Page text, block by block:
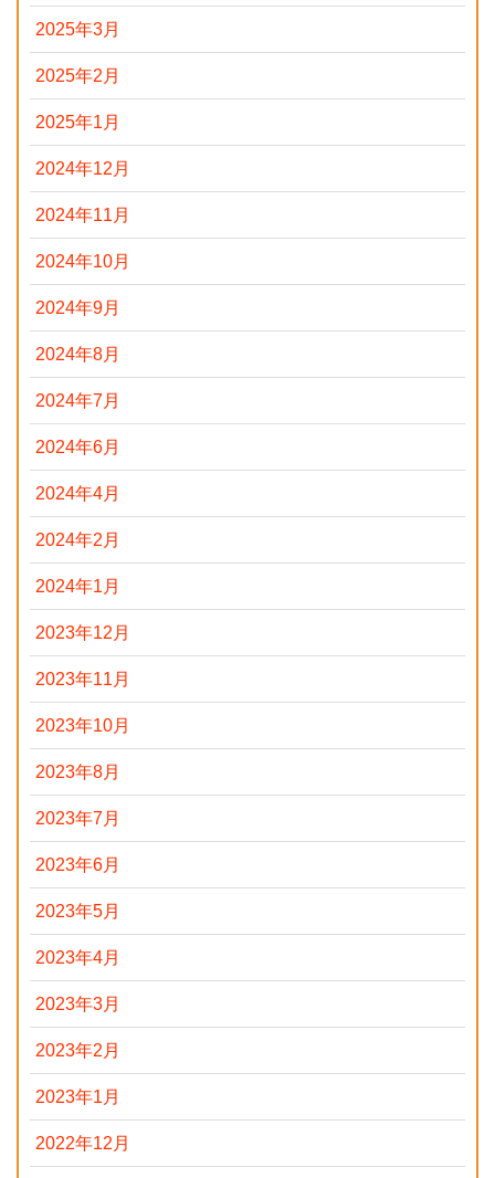
2025年3月
2025年2月
2025年1月
2024年12月
2024年11月
2024年10月
2024年9月
2024年8月
2024年7月
2024年6月
2024年4月
2024年2月
2024年1月
2023年12月
2023年11月
2023年10月
2023年8月
2023年7月
2023年6月
2023年5月
2023年4月
2023年3月
2023年2月
2023年1月
2022年12月